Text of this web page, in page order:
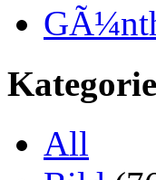
All